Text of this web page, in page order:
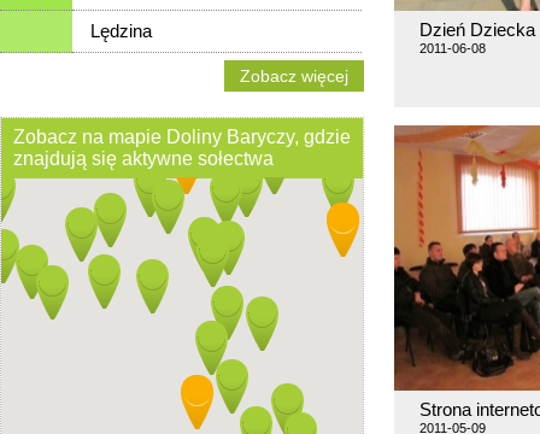
Lędzina
Zobacz więcej
Zobacz na mapie Doliny Baryczy, gdzie
znajdują się aktywne sołectwa
Dzień Dziecka
2011-06-08
Strona
2011-05-09